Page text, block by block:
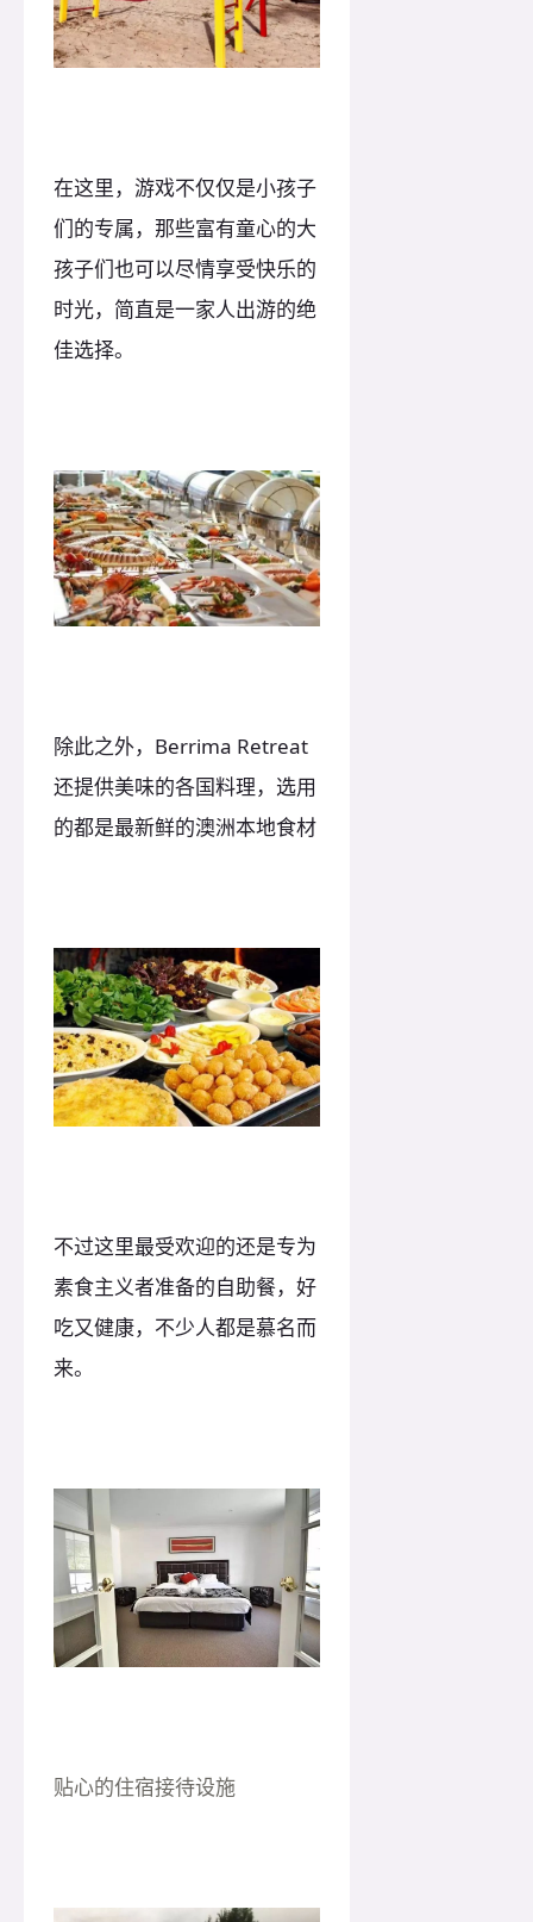
在这里，游戏不仅仅是小孩子
们的专属，那些富有童心的大
孩子们也可以尽情享受快乐的
时光，简直是一家人出游的绝
佳选择。
除此之外，Berrima Retreat
还提供美味的各国料理，选用
的都是最新鲜的澳洲本地食材
不过这里最受欢迎的还是专为
素食主义者准备的自助餐，好
吃又健康，不少人都是慕名而
来。
贴心的住宿接待设施